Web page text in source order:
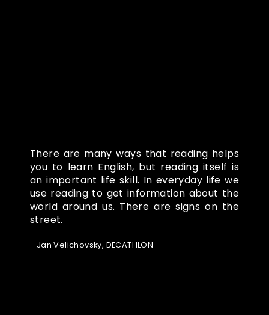
There are many ways that reading helps
you to learn English, but reading itself is
an important life skill. In everyday life we
use reading to get information about the
world around us. There are signs on the
street.
- Jan Velichovsky, DECATHLON